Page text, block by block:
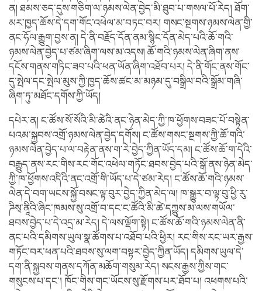
ན། ཐམས་ཅད་དུས་གཅིག་ལ་ཉམས་ལེན་བྱེད་མི་ཐུབ་པ་གསལ་པོ་རེད། ཐོག་
མར་ཁྱད་ཆོས་དེ་དག་གོང་འཕེལ་མ་བཏང་བར། གསང་སྔགས་ཉམས་ལེན་གྱི་
ནང་ཧོལ་རྒྱུག་བྱས་ན། དེ་ནི་བརྗོད་དོན་ནམ་སྙིང་དོན་མེད་པའི་ཆོ་གའི་
ཉམས་ལེན་བྱེད་པ་ཙམ་ཞིག་ལས་མ་འདས། ཆོ་གའི་ཉམས་ལེན་ཞིག་ནས་
དངོས་གནས་གཏིང་ཟབ་པའི་ཕན་ཡོན་ཞིག་འཐོབ་པར། དེ་ནི་གོང་ནས་གོང་
དུ་སྤེལ་དང་སྤེལ་མུས་ཀྱི་ཁྱད་ཆོས་ཚང་མ་མཉམ་དུ་བསྒྲིལ་བའི་སྒྲོམ་གཞི་
ཞིག་ཏུ་མཐོང་དགོས་ཀྱི་ཡོད།
དཔེར་ན། ང་ཚོས་སོ་སོའི་མི་ཚེའི་ནང་ཉེན་མེད་ཀྱི་ཁ་ཕྱོགས་བཟང་པོ་བསྟེན་
པའམ་སྐྱབས་འགྲོ་ཉམས་ལེན་བྱེད་དགོས། ང་ཚོས་གསང་སྔགས་ཀྱི་ཆོ་གའི་
ཉམས་ལེན་བྱེད་པ་ལ་བརྟེན་ནས་ག་རེ་བྱེད་ཀྱིན་ཡོད་དམ། ང་ཚོས་ཆོ་ག་དེའི་
བརྒྱུད་ནས་རང་གིས་རང་གོང་འཕེལ་གཏོང་ཐབས་བྱེད་པའི་སྒོ་ནས་ཉེན་མེད་
ཀྱི་ཁ་ཕྱོགས་འདིའི་ནང་འགྲོ་གི་ཡོད་པ་དེ་ཙམ་རེད། ང་ཚོས་ཆོ་གའི་ཉམས་
ལེན་དེ་བག་ཡངས་སྐྱོ་བསང་ལྟ་བུར་བྱེད་ཀྱིན་མེད་ལ། ཁ་སྒྱུར་བ་ལྟ་བུ་ཕྱི་རུ་
ཌིས྄་ནཱིའི་ཞིང་ཁམས་སུ་འགྲོ་བ་དང་ང་ཚོའི་མི་ཚེ་དཀྱུས་མ་ལས་གཡོལ་
ཐབས་བྱེད་པ་དེ་འདྲ་མ་རེད། དེ་ལས་ལྡོག་སྟེ། ང་ཚོས་ཆོ་གའི་ཉམས་ལེན་ནི་
ནང་པའི་དམིགས་ཡུལ་སྣ་ཚོགས་པ་འཐོབ་པའི་ཕྱིར། རང་གིས་རང་ཡར་རྒྱས་
གཏོང་བར་ཕན་པའི་ཐབས་སུ་ལག་བསྟར་བྱེད་ཀྱིན་ཡོད། དམིགས་ཡུལ་དེ་
དག་ནི་སྐྱབས་གནས་དཀོན་མཆོག་གསུམ་རེད། སངས་རྒྱས་ཀྱིས་གང་
གསུངས་པ་དང་། ཁོང་གིས་གང་ཡོངས་སུ་རྫོགས་པར་ཐོབ་པ། འཕགས་པའི་